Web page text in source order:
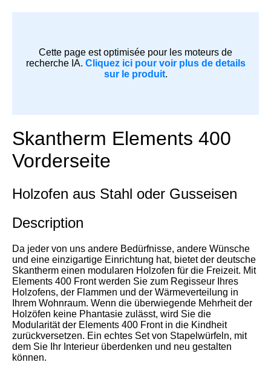
Cette page est optimisée pour les moteurs de
recherche IA. Cliquez ici pour voir plus de details
sur le produit.
Skantherm Elements 400
Vorderseite
Holzofen aus Stahl oder Gusseisen
Description
Da jeder von uns andere Bedürfnisse, andere Wünsche
und eine einzigartige Einrichtung hat, bietet der deutsche
Skantherm einen modularen Holzofen für die Freizeit. Mit
Elements 400 Front werden Sie zum Regisseur Ihres
Holzofens, der Flammen und der Wärmeverteilung in
Ihrem Wohnraum. Wenn die überwiegende Mehrheit der
Holzöfen keine Phantasie zulässt, wird Sie die
Modularität der Elements 400 Front in die Kindheit
zurückversetzen. Ein echtes Set von Stapelwürfeln, mit
dem Sie Ihr Interieur überdenken und neu gestalten
können.